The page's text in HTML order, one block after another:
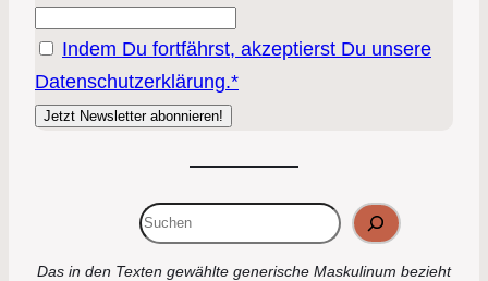
Indem Du fortfährst, akzeptierst Du unsere
Datenschutzerklärung.*
Das in den Texten gewählte generische Maskulinum bezieht